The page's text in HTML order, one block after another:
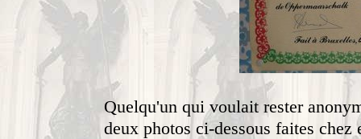
Quelqu'un qui voulait rester
deux photos ci-dessous faites